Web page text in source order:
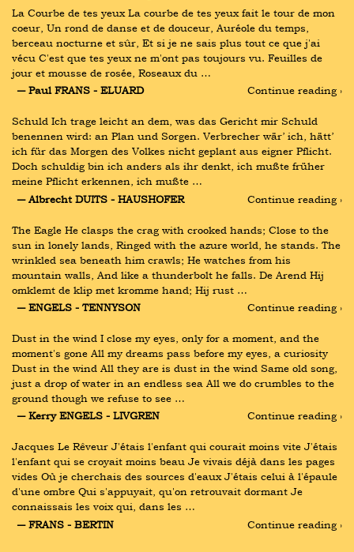
La Courbe de tes yeux La courbe de tes yeux fait le tour de mon
coeur, Un rond de danse et de douceur, Auréole du temps,
berceau nocturne et sûr, Et si je ne sais plus tout ce que j'ai
vécu C'est que tes yeux ne m'ont pas toujours vu. Feuilles de
jour et mousse de rosée, Roseaux du …
― Paul FRANS - ELUARD
Continue reading ›
Schuld Ich trage leicht an dem, was das Gericht mir Schuld
benennen wird: an Plan und Sorgen. Verbrecher wär’ ich, hätt’
ich für das Morgen des Volkes nicht geplant aus eigner Pflicht.
Doch schuldig bin ich anders als ihr denkt, ich mußte früher
meine Pflicht erkennen, ich mußte …
― Albrecht DUITS - HAUSHOFER
Continue reading ›
The Eagle He clasps the crag with crooked hands; Close to the
sun in lonely lands, Ringed with the azure world, he stands. The
wrinkled sea beneath him crawls; He watches from his
mountain walls, And like a thunderbolt he falls. De Arend Hij
omklemt de klip met kromme hand; Hij rust …
― ENGELS - TENNYSON
Continue reading ›
Dust in the wind I close my eyes, only for a moment, and the
moment's gone All my dreams pass before my eyes, a curiosity
Dust in the wind All they are is dust in the wind Same old song,
just a drop of water in an endless sea All we do crumbles to the
ground though we refuse to see …
― Kerry ENGELS - LIVGREN
Continue reading ›
Jacques Le Rêveur J'étais l'enfant qui courait moins vite J'étais
l'enfant qui se croyait moins beau Je vivais déjà dans les pages
vides Où je cherchais des sources d'eaux J'étais celui à l'épaule
d'une ombre Qui s'appuyait, qu'on retrouvait dormant Je
connaissais les voix qui, dans les …
― FRANS - BERTIN
Continue reading ›